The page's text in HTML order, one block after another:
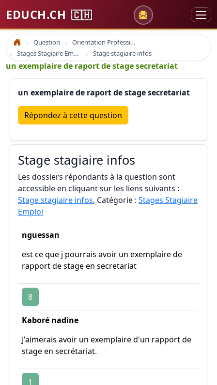
EDUCH.CH 🇨🇭
Accueil Question
Orientation Professionnelle
Stages Stagiaire Emploi
Stage stagiaire infos
un exemplaire de raport de stage secretariat
un exemplaire de raport de stage secretariat
Répondez à cette question
Stage stagiaire infos
Les dossiers répondants à la question sont
accessible en cliquant sur les liens suivants :
Stage stagiaire infos, Catégorie : Stages Stagiaire
Emploi
nguessan
est ce que j pourrais avoir un exemplaire de
rapport de stage en secretariat
8
Kaboré nadine
J'aimerais avoir un exemplaire d'un rapport de
stage en secrétariat.
1